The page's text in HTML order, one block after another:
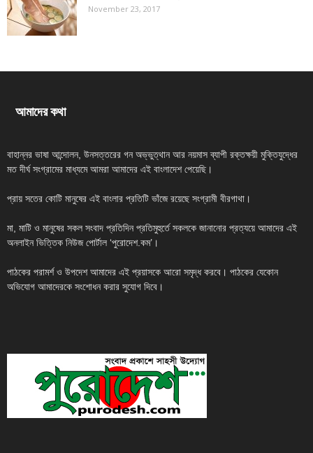
November 23, 2017
আমাদের কথা
বাহান্নর ভাষা আন্দোলন, উনসত্তরের গন অভ্ভুত্থান আর নয়মাস ব্যাপী রক্তক্ষয়ী মুক্তিযুদ্ধের
মত দীর্ঘ সংগ্রামের মাধ্যমে আমরা আমাদের এই বাংলাদেশ পেয়েছি।
প্রায় সতের কোটি মানুষের এই বাংলার প্রতিটি ভাঁজে রয়েছে সংগ্রামী বীরগাথা।
মা, মাটি ও মানুষের সকল সংবাদ প্রতিদিন প্রতিমুহুর্তে সকলকে জানানোর প্রত্যয়ে আমাদের এই
অনলাইন ভিত্তিক নিউজ পোর্টাল ‘পুরোদেশ.কম’।
পাঠকের পরামর্শ ও উপদেশ আমাদের এই প্রয়াসকে আরো সমৃদ্ধ করবে। পাঠকের যেকোন
অভিযোগ আমাদেরকে সংশোধন করার সুযোগ দিবে।